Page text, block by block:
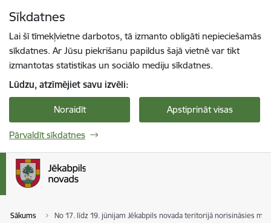
Sīkdatnes
Lai šī tīmekļvietne darbotos, tā izmanto obligāti nepieciešamās
sīkdatnes. Ar Jūsu piekrišanu papildus šajā vietnē var tikt
izmantotas statistikas un sociālo mediju sīkdatnes.
Lūdzu, atzīmējiet savu izvēli:
Noraidīt Apstiprināt visas
Pārvaldīt sīkdatnes
Sākums No 17. līdz 19. jūnijam Jēkabpils novada teritorijā norisināsies